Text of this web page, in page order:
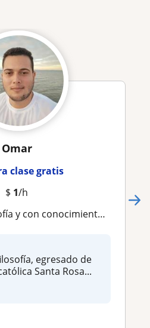
Omar
clase gratis
$ 1/h
humanísticas (historia, ética) para niños, adolescentes y adultos
egresado de
Santa Rosa...